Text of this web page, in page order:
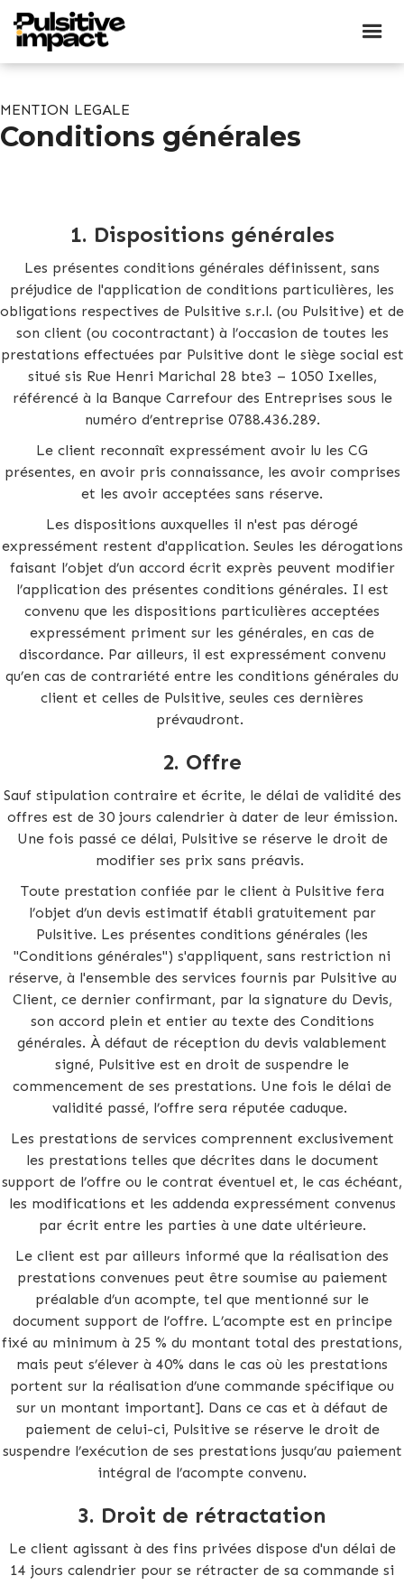
MENTION LEGALE
Conditions générales
1. Dispositions générales
Les présentes conditions générales définissent, sans
préjudice de l'application de conditions particulières, les
obligations respectives de Pulsitive s.r.l. (ou Pulsitive) et de
son client (ou cocontractant) à l’occasion de toutes les
prestations effectuées par Pulsitive dont le siège social est
situé sis Rue Henri Marichal 28 bte3 – 1050 Ixelles,
référencé à la Banque Carrefour des Entreprises sous le
numéro d’entreprise 0788.436.289.
Le client reconnaît expressément avoir lu les CG
présentes, en avoir pris connaissance, les avoir comprises
et les avoir acceptées sans réserve.
Les dispositions auxquelles il n'est pas dérogé
expressément restent d'application. Seules les dérogations
faisant l’objet d’un accord écrit exprès peuvent modifier
l’application des présentes conditions générales. Il est
convenu que les dispositions particulières acceptées
expressément priment sur les générales, en cas de
discordance. Par ailleurs, il est expressément convenu
qu’en cas de contrariété entre les conditions générales du
client et celles de Pulsitive, seules ces dernières
prévaudront.
2. Offre
Sauf stipulation contraire et écrite, le délai de validité des
offres est de 30 jours calendrier à dater de leur émission.
Une fois passé ce délai, Pulsitive se réserve le droit de
modifier ses prix sans préavis.
Toute prestation confiée par le client à Pulsitive fera
l’objet d’un devis estimatif établi gratuitement par
Pulsitive. Les présentes conditions générales (les
"Conditions générales") s'appliquent, sans restriction ni
réserve, à l'ensemble des services fournis par Pulsitive au
Client, ce dernier confirmant, par la signature du Devis,
son accord plein et entier au texte des Conditions
générales. À défaut de réception du devis valablement
signé, Pulsitive est en droit de suspendre le
commencement de ses prestations. Une fois le délai de
validité passé, l’offre sera réputée caduque.
Les prestations de services comprennent exclusivement
les prestations telles que décrites dans le document
support de l’offre ou le contrat éventuel et, le cas échéant,
les modifications et les addenda expressément convenus
par écrit entre les parties à une date ultérieure.
Le client est par ailleurs informé que la réalisation des
prestations convenues peut être soumise au paiement
préalable d’un acompte, tel que mentionné sur le
document support de l’offre. L’acompte est en principe
fixé au minimum à 25 % du montant total des prestations,
mais peut s’élever à 40% dans le cas où les prestations
portent sur la réalisation d’une commande spécifique ou
sur un montant important]. Dans ce cas et à défaut de
paiement de celui-ci, Pulsitive se réserve le droit de
suspendre l’exécution de ses prestations jusqu’au paiement
intégral de l’acompte convenu.
3. Droit de rétractation
Le client agissant à des fins privées dispose d'un délai de
14 jours calendrier pour se rétracter de sa commande si